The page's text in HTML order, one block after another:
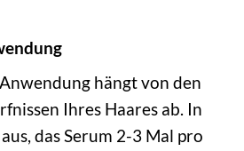
hängt von den
Ihres Haares ab. In
das Serum 2-3 Mal pro